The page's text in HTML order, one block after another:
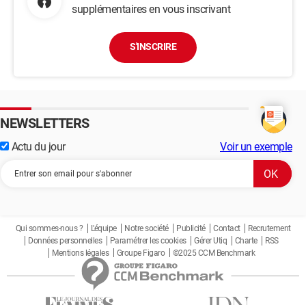
supplémentaires en vous inscrivant
S'INSCRIRE
NEWSLETTERS
Actu du jour Voir un exemple
Qui sommes-nous ? L'équipe Notre société Publicité Contact
Recrutement
Données personnelles
Paramétrer les cookies Gérer Utiq Charte
RSS
Mentions légales
Groupe Figaro ©2025 CCM Benchmark